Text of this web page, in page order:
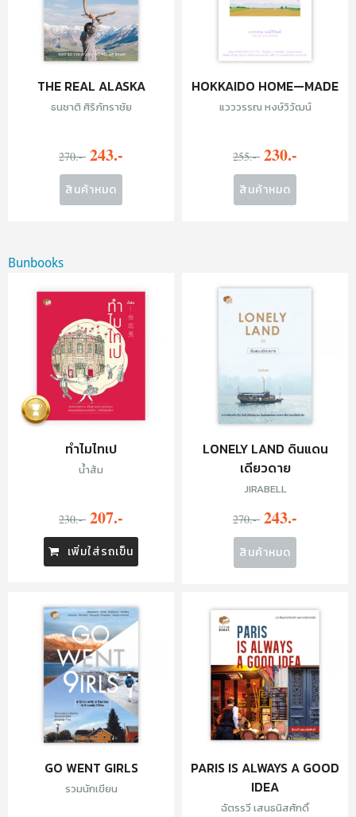
THE REAL ALASKA
ธนชาติ ศิริภัทราชัย
270.- 243.-
สินค้าหมด
HOKKAIDO HOME—MADE
แวววรรณ หงษ์วิวัฒน์
255.- 230.-
สินค้าหมด
Bunbooks
ทำไมไทเป
น้ำส้ม
230.- 207.-
เพิ่มใส่รถเข็น
LONELY LAND ดินแดน
เดียวดาย
JIRABELL
270.- 243.-
สินค้าหมด
GO WENT GIRLS
รวมนักเขียน
PARIS IS ALWAYS A GOOD
IDEA
ฉัตรรวี เสนธนิสศักดิ์